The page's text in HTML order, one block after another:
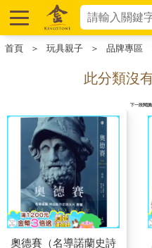
首頁 ＞ 玩具親子 ＞ 品牌專區
此分類沒
下一段閱
奧德賽（名導諾蘭史詩